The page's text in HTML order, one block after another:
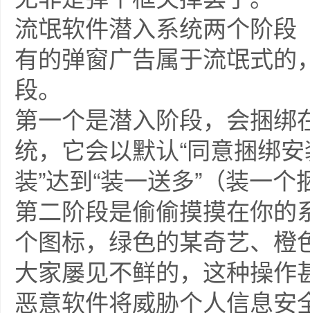
流氓软件潜入系统两个阶段
有的弹窗广告属于流氓式
段。
第一个是潜入阶段，会捆
统，它会以默认“同意捆绑
装”达到“装一送多”（装一
第二阶段是偷偷摸摸在你
个图标，绿色的某奇艺、
大家屡见不鲜的，这种操
恶意软件将威胁个人信息安